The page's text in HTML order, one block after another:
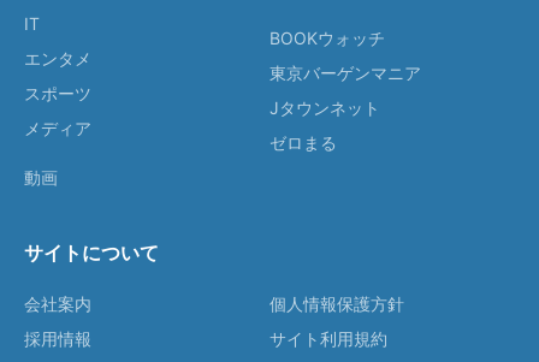
IT
エンタメ
スポーツ
メディア
動画
BOOKウォッチ
東京バーゲンマニア
Jタウンネット
ゼロまる
サイトについて
会社案内
採用情報
個人情報保護方針
サイト利用規約